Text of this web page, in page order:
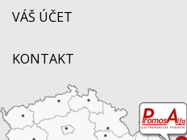
VÁŠ ÚČET
KONTAKT